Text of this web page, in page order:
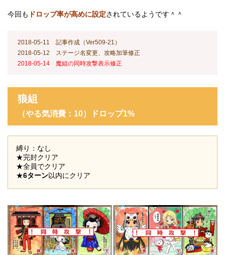
今回も ドロップ率が高めに設定されているようです＾＾
2018-05-11 記事作成（Ver509-21）
2018-05-12 ステージ名変更、攻略加筆修正
2018-05-14 魔組の同時攻撃表示修正
狼組
（やる気消費：10）ドロップ1%
縛り：なし
★完封クリア
★全員でクリア
★6ターン以内にクリア